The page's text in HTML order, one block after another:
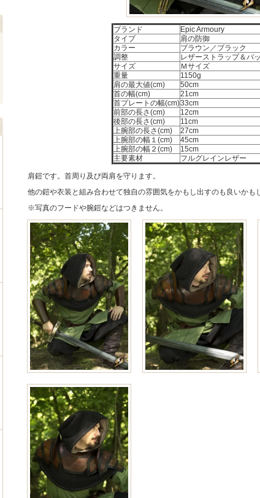
ブランド
Epic Armoury
タイプ
肩の防御
カラー
ブラウン／ブラック
調整
レザーストラップ＆バ
サイズ
Ｍサイズ
重量
1150g
肩の最大値(cm)
50cm
首の幅(cm)
21cm
首プレートの幅(cm)33cm
前部の長さ(cm)
12cm
後部の長さ(cm)
11cm
上腕部の長さ(cm)
27cm
上腕部の幅１(cm)
45cm
上腕部の幅２(cm)
15cm
主要素材
フルグレインレザー
肩鎧です。首周り及び両肩を守ります。
他の鎧や衣装と組み合わせて独自の雰囲気をかもし出すのも良いかも
※写真のフードや腕鎧などはつきません。